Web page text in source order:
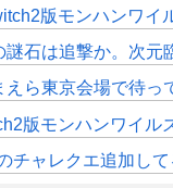
版モンハンワイ
石は追撃か。次元
ら東京会場で待っ
版モンハンワイル
チャレクエ追加し